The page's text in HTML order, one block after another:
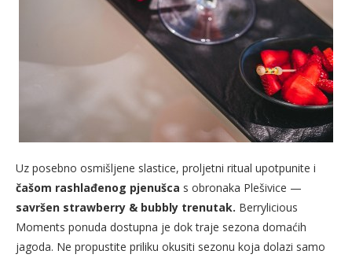
Uz posebno osmišljene slastice, proljetni ritual upotpunite i
čašom rashlađenog pjenušca s obronaka Plešivice —
savršen strawberry & bubbly trenutak. Berrylicious
Moments ponuda dostupna je dok traje sezona domaćih
jagoda. Ne propustite priliku okusiti sezonu koja dolazi samo